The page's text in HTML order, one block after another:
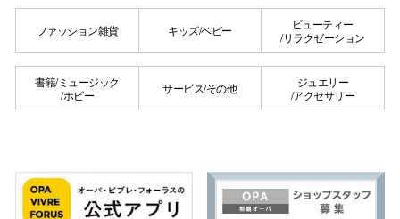
ファッション雑貨 キッズ/ベビー
ビューティー
/リラクゼーション
書籍/ミュージック
/ホビー
サービス/その他
ジュエリー
/アクセサリー